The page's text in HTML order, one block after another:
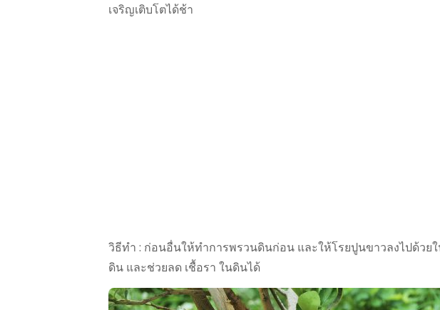
เจริญเติบโตได้ช้า
วิธีทำ : ก่อนอื่นให้ทำการพรวนดินก่อน และให้โรยปูนขาวลงไปด้วย
ดิน และช่วยลด เชื้อรา ในดินได้